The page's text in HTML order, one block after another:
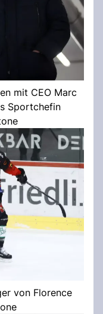
mit CEO Marc
Sportchefin
von Florence